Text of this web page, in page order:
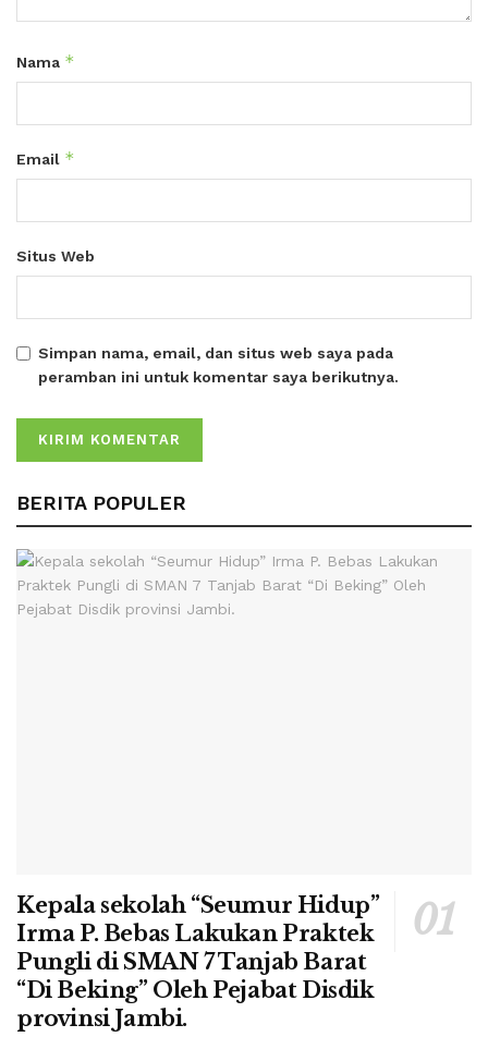
Nama *
Email *
Situs Web
Simpan nama, email, dan situs web saya pada
peramban ini untuk komentar saya berikutnya.
BERITA POPULER
Kepala sekolah “Seumur Hidup”
Irma P. Bebas Lakukan Praktek
Pungli di SMAN 7 Tanjab Barat
“Di Beking” Oleh Pejabat Disdik
provinsi Jambi.